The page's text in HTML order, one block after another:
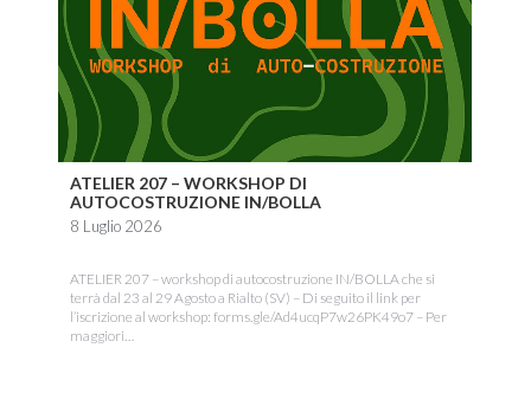
ATELIER 207 – WORKSHOP DI
AUTOCOSTRUZIONE IN/BOLLA
8 Luglio 2026
ATELIER 207 – workshop di autocostruzione IN/BOLLA che si
terrà dal 23 al 29 Agosto a Rialto (SV) – Di seguito il link per
l’iscrizione al workshop: forms.gle/Ad4ucqP7w26PK49o7 – Per
maggiori…